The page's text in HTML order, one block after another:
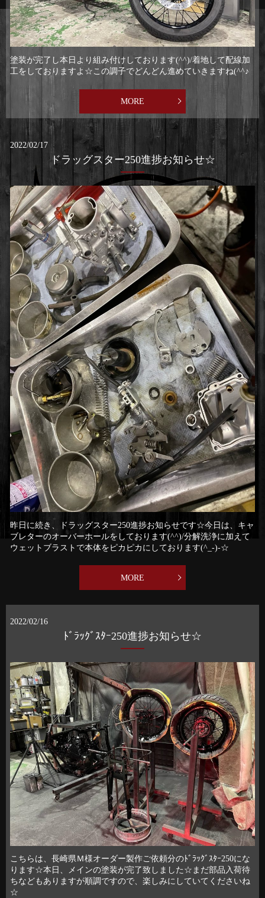
塗装が完了し本日より組み付けしております(^^)/着地して配線加
工をしておりますよ☆この調子でどんどん進めていきますね(^^♪
MORE
2022/02/17
ドラッグスター250進捗お知らせ☆
昨日に続き、ドラッグスター250進捗お知らせです☆今日は、キャ
ブレターのオーバーホールをしております(^^)/分解洗浄に加えて
ウェットブラストで本体をピカピカにしております(^_-)-☆
MORE
2022/02/16
ﾄﾞﾗｯｸﾞｽﾀｰ250進捗お知らせ☆
こちらは、長崎県Ｍ様オーダー製作ご依頼分のﾄﾞﾗｯｸﾞｽﾀｰ250にな
ります☆本日、メインの塗装が完了致しました☆まだ部品入荷待
ちなどもありますが順調ですので、楽しみにしていてくださいね
☆